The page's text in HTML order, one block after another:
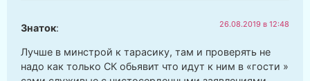
Знаток: 26.08.2019 в 12:48
Лучше в минстрой к тарасику, там и проверять не
надо как только СК обьявит что идут к ним в «гости »